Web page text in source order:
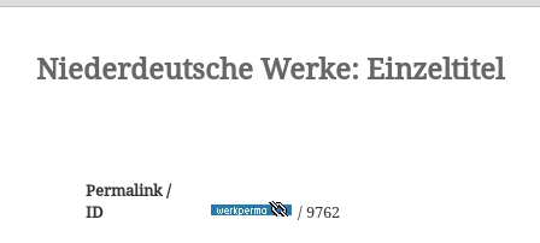
Niederdeutsche Werke: Einzeltitel
Permalink /
ID
/ 9762